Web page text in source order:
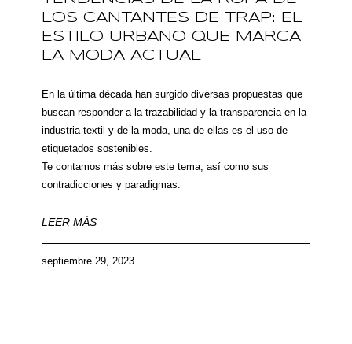
LOS CANTANTES DE TRAP: EL
ESTILO URBANO QUE MARCA
LA MODA ACTUAL
En la última década han surgido diversas propuestas que
buscan responder a la trazabilidad y la transparencia en la
industria textil y de la moda, una de ellas es el uso de
etiquetados sostenibles.
Te contamos más sobre este tema, así como sus
contradicciones y paradigmas.
LEER MÁS
septiembre 29, 2023